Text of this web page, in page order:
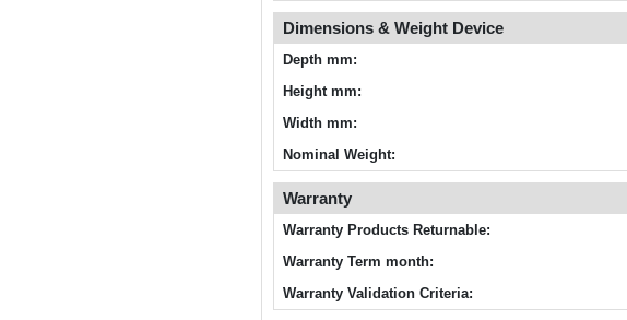
Dimensions & Weight Device
Depth mm:
Height mm:
Width mm:
Nominal Weight:
Warranty
Warranty Products Returnable:
Warranty Term month:
Warranty Validation Criteria: